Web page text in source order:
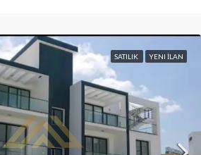
SATILIK YENI İLAN